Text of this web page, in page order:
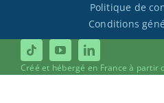
Politique de
Conditions
Créé et hébergé en France à partir